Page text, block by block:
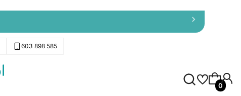
603 898 585
Produkty